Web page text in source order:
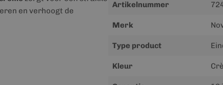
en verhoogt de
Artikelnummer
Merk
Type product
Kleur